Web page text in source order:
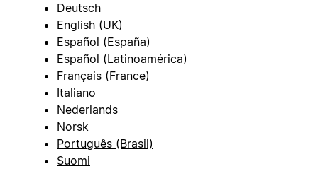
Deutsch
English (UK)
Español (España)
Español (Latinoamérica)
Français (France)
Italiano
Nederlands
Norsk
Português (Brasil)
Suomi